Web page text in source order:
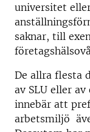
universitet
saknar, till
De allra flesta
av SLU eller
innebär att
arbetsmiljö